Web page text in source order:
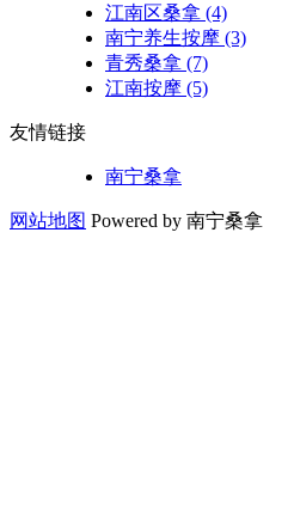
江南区桑拿 (4)
南宁养生按摩 (3)
青秀桑拿 (7)
江南按摩 (5)
友情链接
南宁桑拿
网站地图 Powered by 南宁桑拿